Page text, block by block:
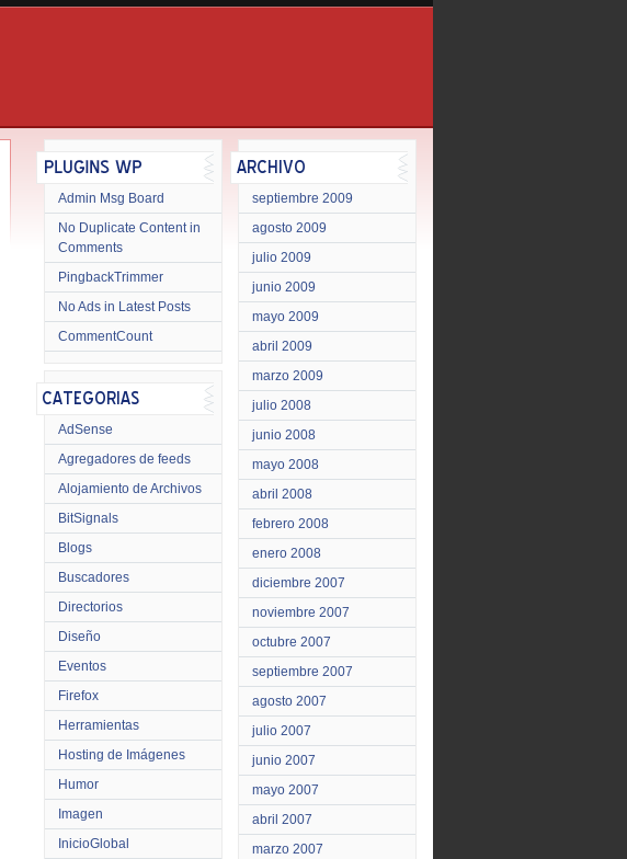
Admin Msg Board
No Duplicate Content in
Comments
PingbackTrimmer
No Ads in Latest Posts
CommentCount
AdSense
Agregadores de feeds
Alojamiento de Archivos
BitSignals
Blogs
Buscadores
Directorios
Diseño
Eventos
Firefox
Herramientas
Hosting de Imágenes
Humor
Imagen
InicioGlobal
septiembre 2009
agosto 2009
julio 2009
junio 2009
mayo 2009
abril 2009
marzo 2009
julio 2008
junio 2008
mayo 2008
abril 2008
febrero 2008
enero 2008
diciembre 2007
noviembre 2007
octubre 2007
septiembre 2007
agosto 2007
julio 2007
junio 2007
mayo 2007
abril 2007
marzo 2007